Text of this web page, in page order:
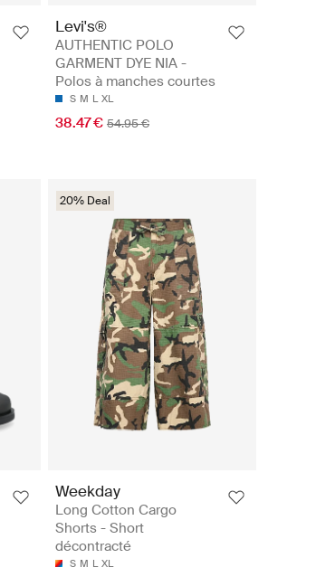
Levi's®
AUTHENTIC POLO
GARMENT DYE NIA -
Polos à manches courtes
S M L XL
38.47 € 54.95 €
20% Deal
Weekday
Long Cotton Cargo
Shorts - Short
décontracté
S M L XL